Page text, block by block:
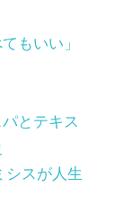
もいい」
とテキス
シスが人生